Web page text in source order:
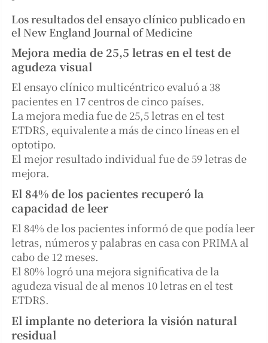
Los resultados del ensayo clínico publicado en
el New England Journal of Medicine
Mejora media de 25,5 letras en el test de
agudeza visual
El ensayo clínico multicéntrico evaluó a 38
pacientes en 17 centros de cinco países.
La mejora media fue de 25,5 letras en el test
ETDRS, equivalente a más de cinco líneas en el
optotipo.
El mejor resultado individual fue de 59 letras de
mejora.
El 84% de los pacientes recuperó la
capacidad de leer
El 84% de los pacientes informó de que podía leer
letras, números y palabras en casa con PRIMA al
cabo de 12 meses.
El 80% logró una mejora significativa de la
agudeza visual de al menos 10 letras en el test
ETDRS.
El implante no deteriora la visión natural
residual